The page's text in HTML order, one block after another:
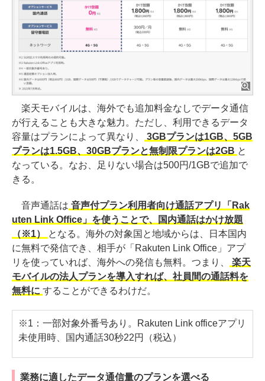
楽天モバイルは、海外でも追加料金なしでデータ通信
が行えることも大きな魅力。ただし、利用できるデータ
容量はプランによって異なり、
3GBプランは1GB、5GB
プランは1.5GB、30GBプランと無制限プランは2GB と
なっている。なお、足りない場合は500円/1GBで追加で
きる。
音声通話は 音声付プラン利用者向け通話アプリ「Rak
uten Link Office」を使うことで、国内通話はかけ放題
（※1）
となる。海外の対象国と地域からは、日本国内
に無料で発信でき、相手が「Rakuten Link Office」アプ
リを使っていれば、海外への発信も無料。つまり、
楽天
モバイルの法人プランを導入すれば、社員間の通話料を
無料に することができるわけだ。
※1：一部対象外番号あり。Rakuten Link officeアプリ
未使用時、国内通話30秒22円（税込）
業務に適したデータ通信量のプランを選べる